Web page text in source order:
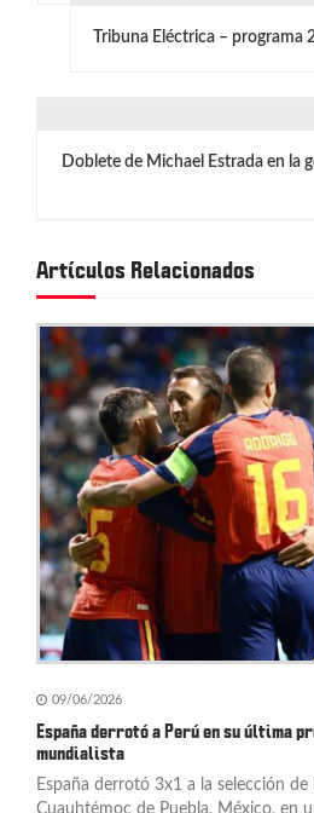
c
ó
n
d
e
e
n
t
r
a
d
a
Tribuna Eléctrica – programa
Doblete de Michael Estrada en la
Artículos Relacionados
09/06/2026
España derrotó a Perú en su última
mundialista
España derrotó 3x1 a la selección de
Cuauhtémoc de Puebla, México, en